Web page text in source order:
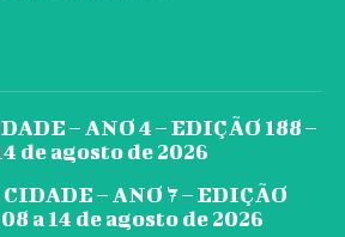
– ANO 4 – EDIÇÃO 188 –
de agosto de 2026
– ANO 7 – EDIÇÃO
a 14 de agosto de 2026